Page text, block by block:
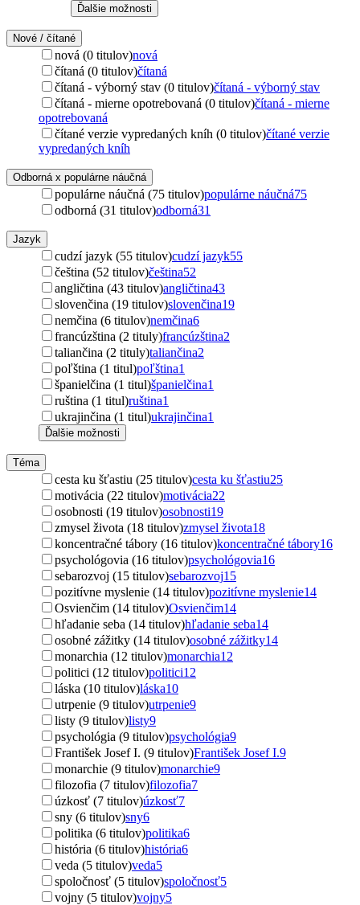
Ďalšie možnosti
Nové / čítané
nová (0 titulov)nová
čítaná (0 titulov)čítaná
čítaná - výborný stav (0 titulov)čítaná - výborný stav
čítaná - mierne opotrebovaná (0 titulov)čítaná - mierne
opotrebovaná
čítané verzie vypredaných kníh (0 titulov)čítané verzie
vypredaných kníh
Odborná x populárne náučná
populárne náučná (75 titulov)populárne náučná75
odborná (31 titulov)odborná31
Jazyk
cudzí jazyk (55 titulov)cudzí jazyk55
čeština (52 titulov)čeština52
angličtina (43 titulov)angličtina43
slovenčina (19 titulov)slovenčina19
nemčina (6 titulov)nemčina6
francúzština (2 tituly)francúzština2
taliančina (2 tituly)taliančina2
poľština (1 titul)poľština1
španielčina (1 titul)španielčina1
ruština (1 titul)ruština1
ukrajinčina (1 titul)ukrajinčina1
Ďalšie možnosti
Téma
cesta ku šťastiu (25 titulov)cesta ku šťastiu25
motivácia (22 titulov)motivácia22
osobnosti (19 titulov)osobnosti19
zmysel života (18 titulov)zmysel života18
koncentračné tábory (16 titulov)koncentračné tábory16
psychológovia (16 titulov)psychológovia16
sebarozvoj (15 titulov)sebarozvoj15
pozitívne myslenie (14 titulov)pozitívne myslenie14
Osvienčim (14 titulov)Osvienčim14
hľadanie seba (14 titulov)hľadanie seba14
osobné zážitky (14 titulov)osobné zážitky14
monarchia (12 titulov)monarchia12
politici (12 titulov)politici12
láska (10 titulov)láska10
utrpenie (9 titulov)utrpenie9
listy (9 titulov)listy9
psychológia (9 titulov)psychológia9
František Josef I. (9 titulov)František Josef I.9
monarchie (9 titulov)monarchie9
filozofia (7 titulov)filozofia7
úzkosť (7 titulov)úzkosť7
sny (6 titulov)sny6
politika (6 titulov)politika6
história (6 titulov)história6
veda (5 titulov)veda5
spoločnosť (5 titulov)spoločnosť5
vojny (5 titulov)vojny5